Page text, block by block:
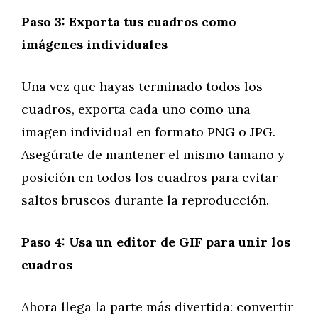
Paso 3: Exporta tus cuadros como
imágenes individuales
Una vez que hayas terminado todos los
cuadros, exporta cada uno como una
imagen individual en formato PNG o JPG.
Asegúrate de mantener el mismo tamaño y
posición en todos los cuadros para evitar
saltos bruscos durante la reproducción.
Paso 4: Usa un editor de GIF para unir los
cuadros
Ahora llega la parte más divertida: convertir